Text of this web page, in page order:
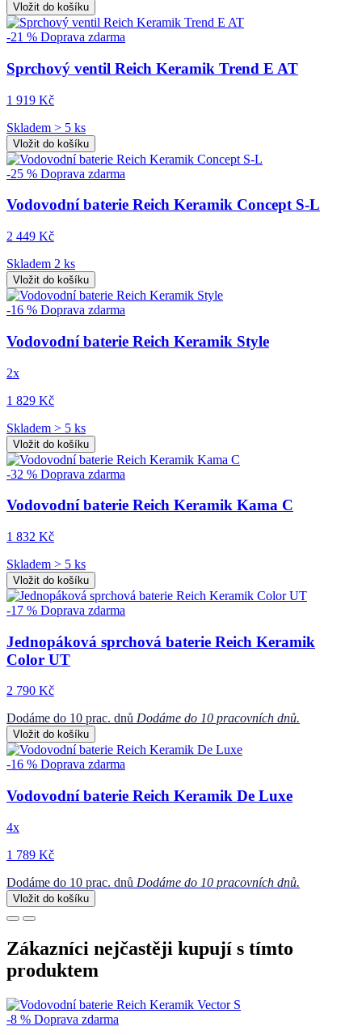
Vložit do košíku
-21 % Doprava zdarma
Sprchový ventil Reich Keramik Trend E AT
1 919 Kč
Skladem > 5 ks
Vložit do košíku
-25 % Doprava zdarma
Vodovodní baterie Reich Keramik Concept S-L
2 449 Kč
Skladem 2 ks
Vložit do košíku
-16 % Doprava zdarma
Vodovodní baterie Reich Keramik Style
2x
1 829 Kč
Skladem > 5 ks
Vložit do košíku
-32 % Doprava zdarma
Vodovodní baterie Reich Keramik Kama C
1 832 Kč
Skladem > 5 ks
Vložit do košíku
-17 % Doprava zdarma
Jednopáková sprchová baterie Reich Keramik
Color UT
2 790 Kč
Dodáme do 10 prac. dnů Dodáme do 10 pracovních dnů.
Vložit do košíku
-16 % Doprava zdarma
Vodovodní baterie Reich Keramik De Luxe
4x
1 789 Kč
Dodáme do 10 prac. dnů Dodáme do 10 pracovních dnů.
Vložit do košíku
Zákazníci nejčastěji kupují s tímto
produktem
-8 % Doprava zdarma